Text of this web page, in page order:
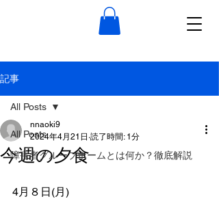
記事
All Posts
障害者グループホームとは何か？徹底解説
All Posts
今週の夕食
nnaoki9
2024年4月21日 読了時間: 1分
4月８日(月)